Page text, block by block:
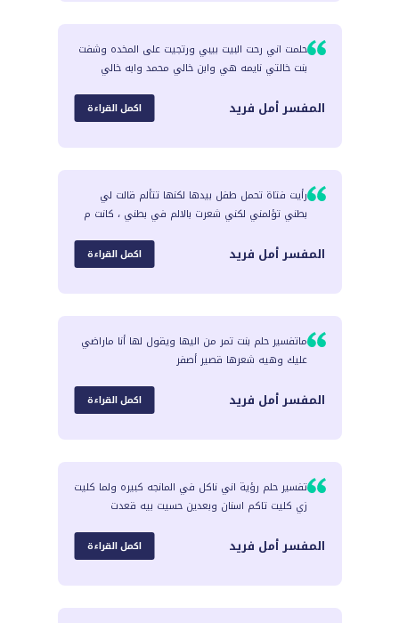
حلمت اني رحت البيت بيبي ورتجيت على المخده وشفت
بنت خالتي نايمه هي وابن خالي محمد وابه خالي
المفسرأمل فريد اكمل القراءة
رأيت فتاة تحمل طفل بيدها لكنها تتألم قالت لي
بطني تؤلمني لكني شعرت بالالم في بطني ، كانت م
المفسرأمل فريد اكمل القراءة
ماتفسير حلم بنت تمر من اليها ويقول لها أنا ماراضي
عليك وهيه شعرها قصير أصفر
المفسرأمل فريد اكمل القراءة
تفسير حلم رؤية اني ناكل في المانجه كبيره ولما كليت
زي كليت تاكم اسنان وبعدين حسيت بيه قعدت
المفسرأمل فريد اكمل القراءة